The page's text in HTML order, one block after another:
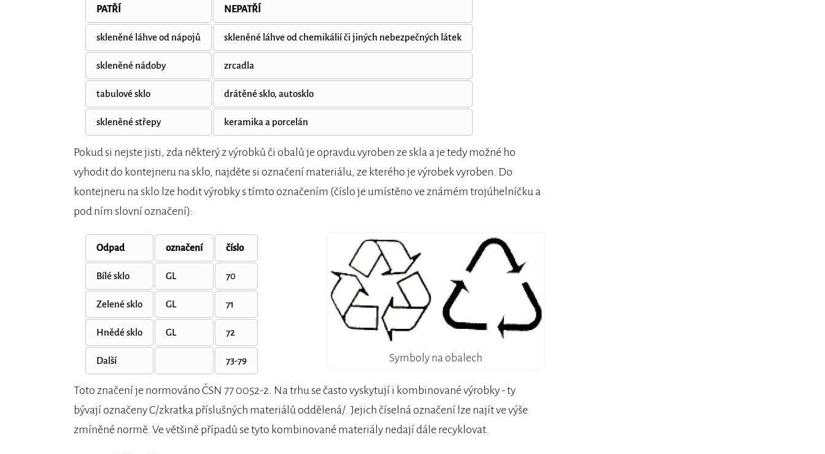
PATŘÍ NEPATŘÍ
skleněné láhve od nápojů skleněné láhve od chemikálií či jiných nebezpečných látek
skleněné nádoby zrcadla
tabulové sklo drátěné sklo, autosklo
skleněné střepy keramika a porcelán
Pokud si nejste jisti, zda některý z výrobků či obalů je opravdu vyroben ze skla a je tedy možné ho
vyhodit do kontejneru na sklo, najděte si označení materiálu, ze kterého je výrobek vyroben. Do
kontejneru na sklo lze hodit výrobky s tímto označením (číslo je umístěno ve známém trojúhelníčku a
pod ním slovní označení):
Symboly na obalech
Odpad označení číslo
Bílé sklo GL 70
Zelené sklo GL 71
Hnědé sklo GL 72
Další 73-79
Toto značení je normováno ČSN 77 0052-2. Na trhu se často vyskytují i kombinované výrobky - ty
bývají označeny C/zkratka příslušných materiálů oddělená/. Jejich číselná označení lze najít ve výše
zmíněné normě. Ve většině případů se tyto kombinované materiály nedají dále recyklovat.